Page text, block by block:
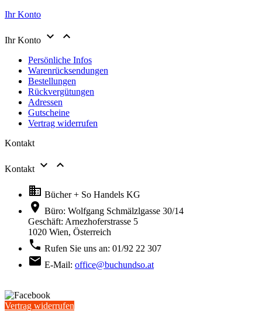
Ihr Konto
Ihr Konto  
Persönliche Infos
Warenrücksendungen
Bestellungen
Rückvergütungen
Adressen
Gutscheine
Vertrag widerrufen
Kontakt
Kontakt 

 Bücher + So Handels KG
 Büro: Wolfgang Schmälzlgasse 30/14
Geschäft: Arnezhoferstrasse 5
1020 Wien, Österreich
 Rufen Sie uns an: 01/92 22 307
 E-Mail: office@buchundso.at
Vertrag widerrufen